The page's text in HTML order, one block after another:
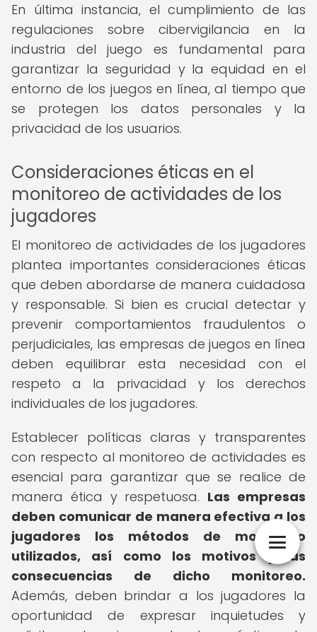
En última instancia, el cumplimiento de las
regulaciones sobre cibervigilancia en la
industria del juego es fundamental para
garantizar la seguridad y la equidad en el
entorno de los juegos en línea, al tiempo que
se protegen los datos personales y la
privacidad de los usuarios.
Consideraciones éticas en el
monitoreo de actividades de los
jugadores
El monitoreo de actividades de los jugadores
plantea importantes consideraciones éticas
que deben abordarse de manera cuidadosa
y responsable. Si bien es crucial detectar y
prevenir comportamientos fraudulentos o
perjudiciales, las empresas de juegos en línea
deben equilibrar esta necesidad con el
respeto a la privacidad y los derechos
individuales de los jugadores.
Establecer políticas claras y transparentes
con respecto al monitoreo de actividades es
esencial para garantizar que se realice de
manera ética y respetuosa. Las empresas
deben comunicar de manera efectiva a los
jugadores los métodos de monitoreo
utilizados, así como los motivos y las
consecuencias de dicho monitoreo.
Además, deben brindar a los jugadores la
oportunidad de expresar inquietudes y